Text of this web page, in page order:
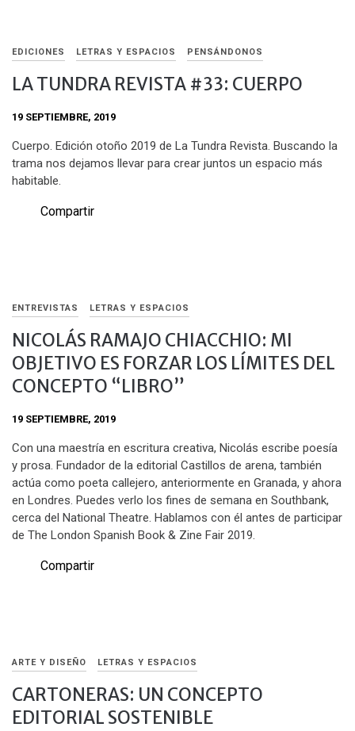
EDICIONES LETRAS Y ESPACIOS PENSÁNDONOS
LA TUNDRA REVISTA #33: CUERPO
19 SEPTIEMBRE, 2019
Cuerpo. Edición otoño 2019 de La Tundra Revista. Buscando la
trama nos dejamos llevar para crear juntos un espacio más
habitable.
Compartir
ENTREVISTAS LETRAS Y ESPACIOS
NICOLÁS RAMAJO CHIACCHIO: MI
OBJETIVO ES FORZAR LOS LÍMITES DEL
CONCEPTO “LIBRO”
19 SEPTIEMBRE, 2019
Con una maestría en escritura creativa, Nicolás escribe poesía
y prosa. Fundador de la editorial Castillos de arena, también
actúa como poeta callejero, anteriormente en Granada, y ahora
en Londres. Puedes verlo los fines de semana en Southbank,
cerca del National Theatre. Hablamos con él antes de participar
de The London Spanish Book & Zine Fair 2019.
Compartir
ARTE Y DISEÑO LETRAS Y ESPACIOS
CARTONERAS: UN CONCEPTO
EDITORIAL SOSTENIBLE